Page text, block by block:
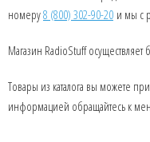
номеру8 (800) 302-90-20 и мы с
Магазин RadioStuff осуществляет
Товары из каталога вы можете
информацией обращайтесь к